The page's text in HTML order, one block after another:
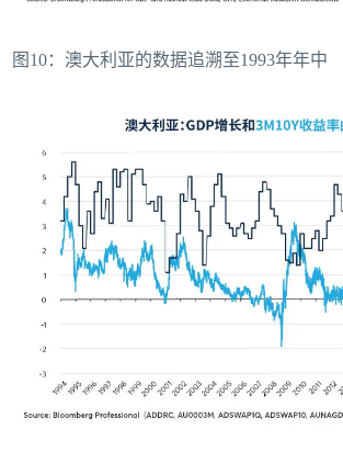
图10：澳大利亚的数据追溯至1993年年中